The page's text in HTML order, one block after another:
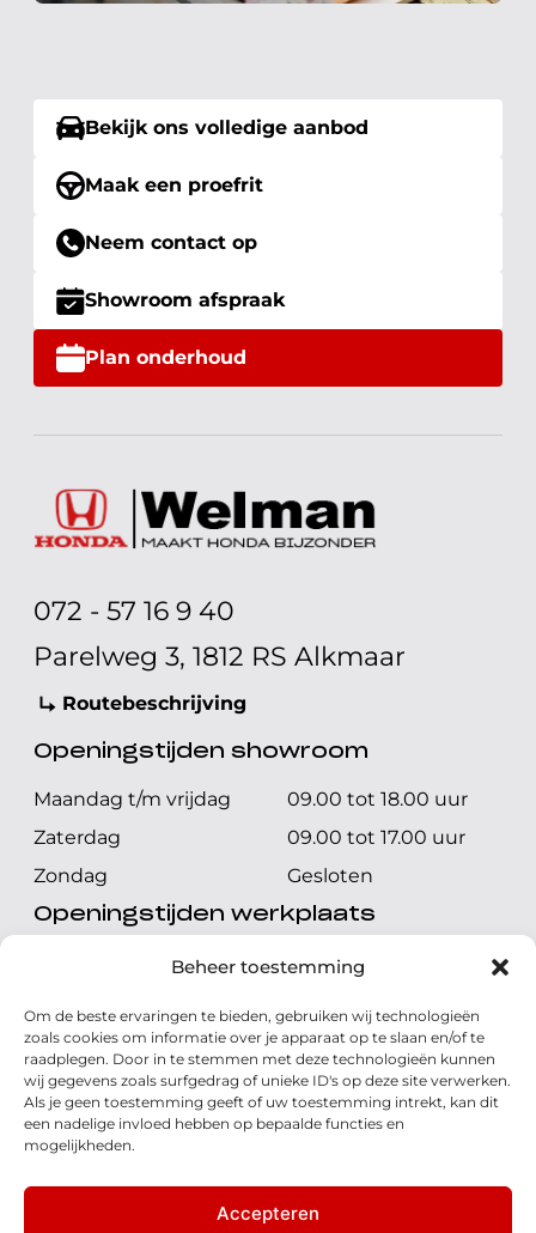
Beheer toestemming
Om de beste ervaringen te bieden, gebruiken wij technologieën
zoals cookies om informatie over je apparaat op te slaan en/of te
raadplegen. Door in te stemmen met deze technologieën kunnen
wij gegevens zoals surfgedrag of unieke ID's op deze site verwerken.
Als je geen toestemming geeft of uw toestemming intrekt, kan dit
een nadelige invloed hebben op bepaalde functies en
mogelijkheden.
Accepteren
Bekijk ons volledige aanbod
Maak een proefrit
Neem contact op
Showroom afspraak
Plan onderhoud
072 - 57 16 9 40
Parelweg 3, 1812 RS Alkmaar
Routebeschrijving
Openingstijden showroom
Maandag t/m vrijdag
09.00 tot 18.00 uur
Zaterdag
09.00 tot 17.00 uur
Zondag
Gesloten
Openingstijden werkplaats
Maandag t/m vrijdag
08.00 tot 17.00 uur
Zondag
Gesloten
Volg ons